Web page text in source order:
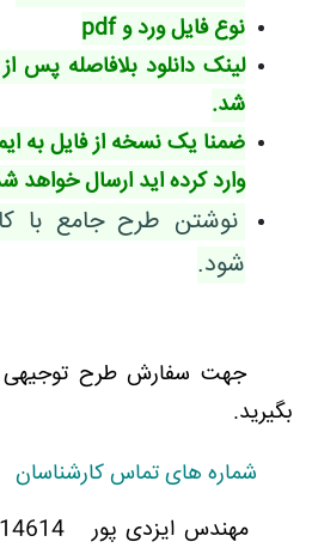
نوع فایل ورد و pdf
لینک دانلود بلافاصله پس
شد.
ضمنا یک نسخه از فایل به
وارد کرده اید ارسال خواهد
نوشتن طرح جامع با
شود.
جهت سفارش طرح توجیهی
بگیرید.
شماره های تماس کارشناسان
مهندس ایزدی پور